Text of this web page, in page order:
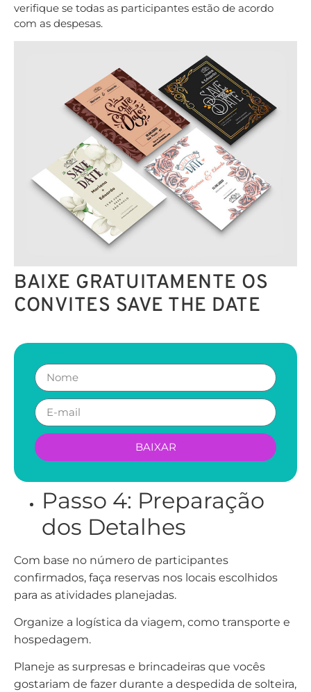
verifique se todas as participantes estão de acordo
com as despesas.
BAIXE GRATUITAMENTE OS
CONVITES SAVE THE DATE
BAIXAR
Passo 4: Preparação
dos Detalhes
Com base no número de participantes
confirmados, faça reservas nos locais escolhidos
para as atividades planejadas.
Organize a logística da viagem, como transporte e
hospedagem.
Planeje as surpresas e brincadeiras que vocês
gostariam de fazer durante a despedida de solteira,